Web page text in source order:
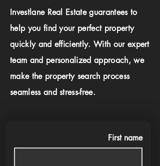
Investlane Real Estate guarantees to
help you find your perfect property
quickly and efficiently. With our expert
team and personalized approach, we
make the property search process
seamless and stress-free.
First name